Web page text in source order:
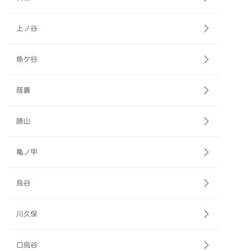
上ノ谷
魚ケ谷
蔭裏
勝山
亀ノ甲
烏谷
川久保
口烏谷